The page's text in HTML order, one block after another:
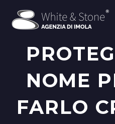
NOME
FARLO